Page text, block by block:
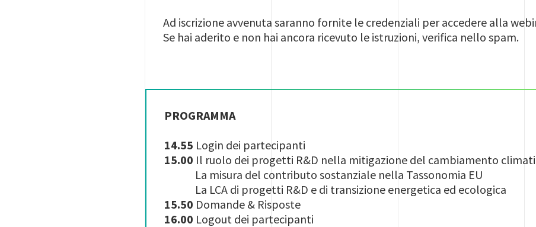
Ad iscrizione avvenuta saranno fornite le credenziali per accedere alla
Se hai aderito e non hai ancora ricevuto le istruzioni, verifica nello spam.
PROGRAMMA
14.55 Login dei partecipanti
15.00 Il ruolo dei progetti R&D nella mitigazione del cambiamento
La misura del contributo sostanziale nella Tassonomia EU
La LCA di progetti R&D e di transizione energetica ed ecologica
15.50 Domande & Risposte
16.00 Logout dei partecipanti